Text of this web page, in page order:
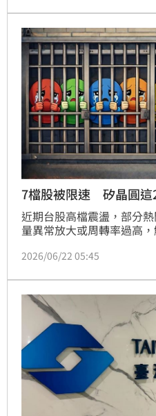
7檔股被限速 矽晶圓這
近期台股高檔震盪，部分
量異常放大或周轉率過高
布最新處置股名單，共有和
（3163）、聯一光（3441
個股遭列入處置措施，其
族群均有個股入列。處置
日止，部分個股採5分鐘分
鐘撮合一次，交易限制明
留意。
2026/06/22 05:45